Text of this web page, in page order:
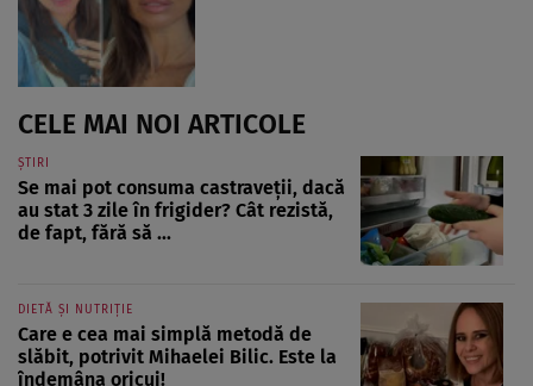
CELE MAI NOI ARTICOLE
ȘTIRI
Se mai pot consuma castraveții, dacă
au stat 3 zile în frigider? Cât rezistă,
de fapt, fără să ...
DIETĂ ȘI NUTRIȚIE
Care e cea mai simplă metodă de
slăbit, potrivit Mihaelei Bilic. Este la
îndemâna oricui!